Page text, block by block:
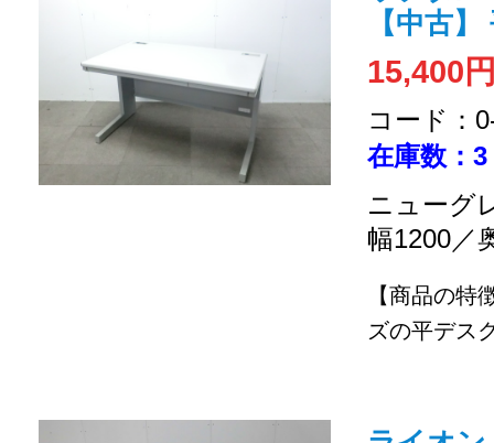
【中古
15,400
コード：
在庫数：3
ニューグ
幅1200／
【商品の特
ズの平デス